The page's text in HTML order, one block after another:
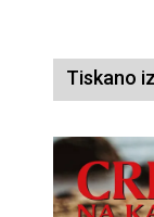
Tiskano